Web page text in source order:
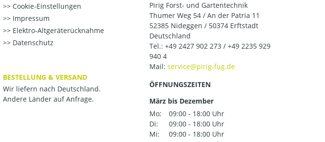
Cookie-Einstellungen
Impressum
Elektro-Altgeräterücknahme
Datenschutz
BESTELLUNG & VERSAND
Wir liefern nach Deutschland.
Andere Länder auf Anfrage.
Pirig Forst- und Gartentechnik
Thumer Weg 54 / An der Patria 11
52385 Nideggen / 50374 Erftstadt
Deutschland
Tel.: +49 2427 902 273 / +49 2235 929
940 4
Mail:
ÖFFNUNGSZEITEN
März bis Dezember
Mo:
09:00 - 18:00 Uhr
Di:
09:00 - 18:00 Uhr
Mi:
09:00 - 18:00 Uhr